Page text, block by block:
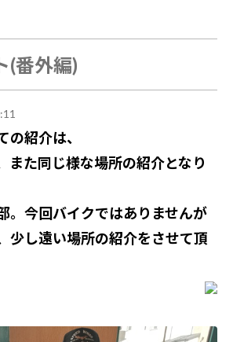
(番外編)
の紹介は、
また同じ様な場所の紹介となり
。今回バイクではありませんが
少し遠い場所の紹介をさせて頂